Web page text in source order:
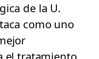
de la U.
como uno